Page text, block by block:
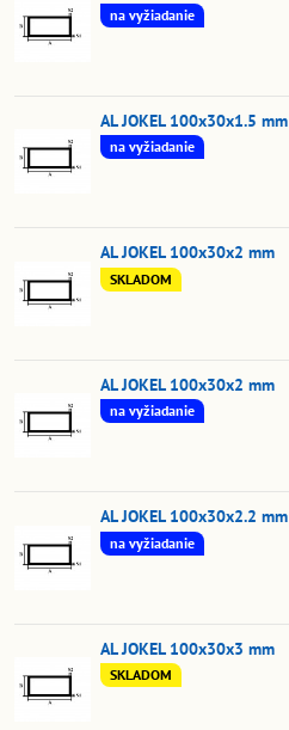
na vyžiadanie
AL JOKEL 100x30x1.5 mm
na vyžiadanie
AL JOKEL 100x30x2 mm
SKLADOM
AL JOKEL 100x30x2 mm
na vyžiadanie
AL JOKEL 100x30x2.2 mm
na vyžiadanie
AL JOKEL 100x30x3 mm
SKLADOM